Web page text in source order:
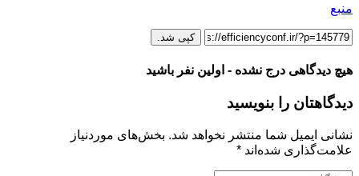
منبع
کپی شد.
هیچ دیدگاهی درج نشده - اولین نفر باشید
دیدگاهتان را بنویسید
نشانی ایمیل شما منتشر نخواهد شد. بخش‌های موردنیاز
علامت‌گذاری شده‌اند *